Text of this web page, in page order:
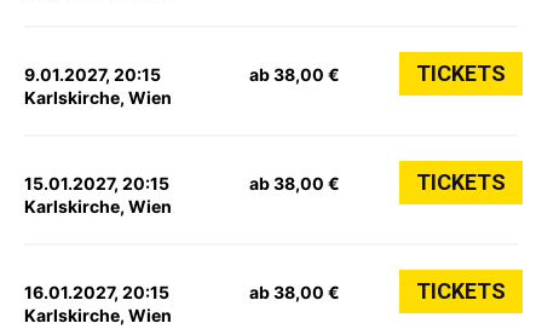
9.01.2027, 20:15
Karlskirche, Wien
ab 38,00 € TICKETS
15.01.2027, 20:15
Karlskirche, Wien
ab 38,00 € TICKETS
16.01.2027, 20:15
Karlskirche, Wien
ab 38,00 € TICKETS